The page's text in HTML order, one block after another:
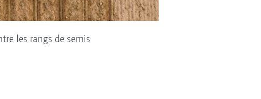
les rangs de semis